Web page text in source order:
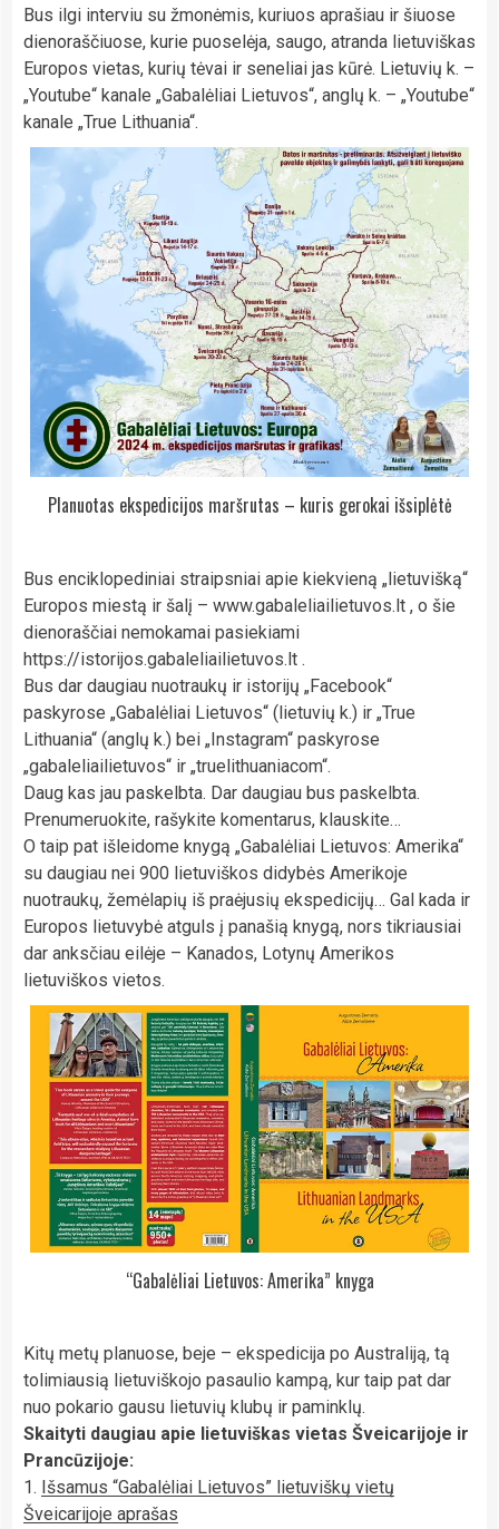
Bus ilgi interviu su žmonėmis, kuriuos aprašiau ir šiuose
dienoraščiuose, kurie puoselėja, saugo, atranda lietuviškas
Europos vietas, kurių tėvai ir seneliai jas kūrė. Lietuvių k. –
„Youtube“ kanale „Gabalėliai Lietuvos“, anglų k. – „Youtube“
kanale „True Lithuania“.
Planuotas ekspedicijos maršrutas – kuris gerokai išsiplėtė
Bus enciklopediniai straipsniai apie kiekvieną „lietuvišką“
Europos miestą ir šalį – www.gabaleliailietuvos.lt , o šie
dienoraščiai nemokamai pasiekiami
https://istorijos.gabaleliailietuvos.lt .
Bus dar daugiau nuotraukų ir istorijų „Facebook“
paskyrose „Gabalėliai Lietuvos“ (lietuvių k.) ir „True
Lithuania“ (anglų k.) bei „Instagram“ paskyrose
„gabaleliailietuvos“ ir „truelithuaniacom“.
Daug kas jau paskelbta. Dar daugiau bus paskelbta.
Prenumeruokite, rašykite komentarus, klauskite…
O taip pat išleidome knygą „Gabalėliai Lietuvos: Amerika“
su daugiau nei 900 lietuviškos didybės Amerikoje
nuotraukų, žemėlapių iš praėjusių ekspedicijų… Gal kada ir
Europos lietuvybė atguls į panašią knygą, nors tikriausiai
dar anksčiau eilėje – Kanados, Lotynų Amerikos
lietuviškos vietos.
“Gabalėliai Lietuvos: Amerika” knyga
Kitų metų planuose, beje – ekspedicija po Australiją, tą
tolimiausią lietuviškojo pasaulio kampą, kur taip pat dar
nuo pokario gausu lietuvių klubų ir paminklų.
Skaityti daugiau apie lietuviškas vietas Šveicarijoje ir
Prancūzijoje:
1. Išsamus “Gabalėliai Lietuvos” lietuviškų vietų
Šveicarijoje aprašas